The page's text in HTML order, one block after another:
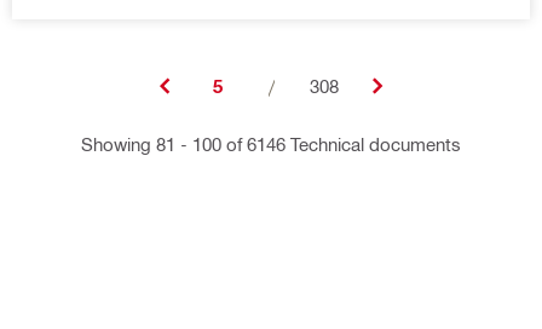
5 / 308
Showing 81 - 100 of 6146 Technical documents